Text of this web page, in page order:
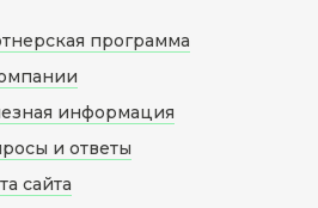
программа
информация
и ответы
сайта